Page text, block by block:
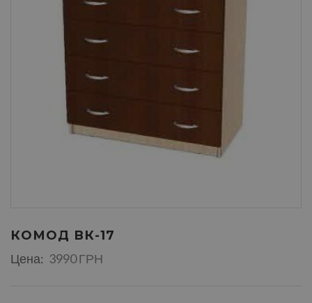
КОМОД ВК-17
Цена: 3990 ГРН